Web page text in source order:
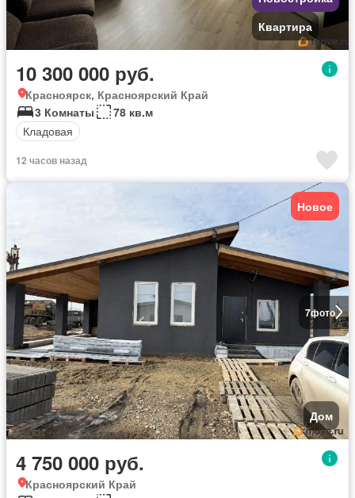
Квартира
10 300 000 руб.
Красноярск, Красноярский Край
3 Комнаты
78 кв.м
Кладовая
12 часов назад
7фото
Новое
Дом
4 750 000 руб.
Красноярский Край